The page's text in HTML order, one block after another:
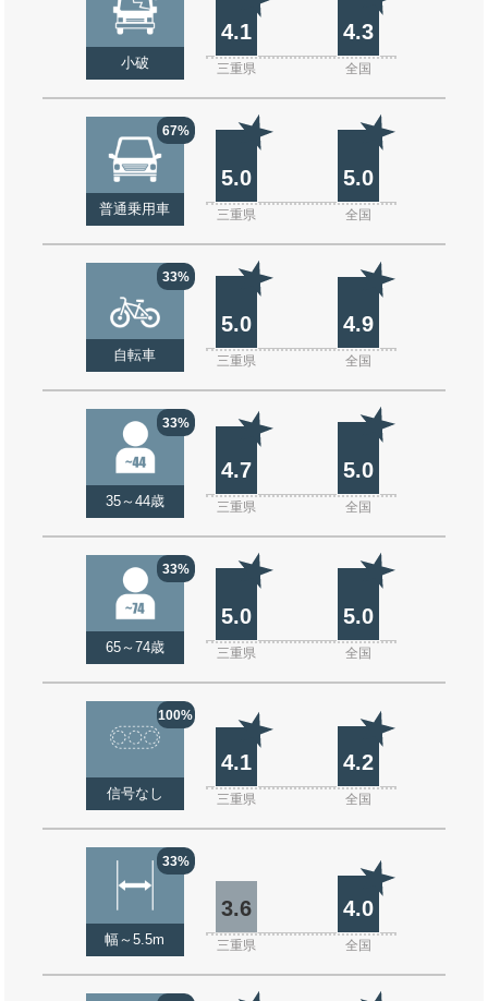
小破
4.1 4.3
三重県 全国
67%
普通乗用車
5.0 5.0
三重県 全国
33%
自転車
5.0 4.9
三重県 全国
33%
35～44歳
4.7 5.0
三重県 全国
33%
65～74歳
5.0 5.0
三重県 全国
100%
信号なし
4.1 4.2
三重県 全国
33%
幅～5.5m
3.6 4.0
三重県 全国